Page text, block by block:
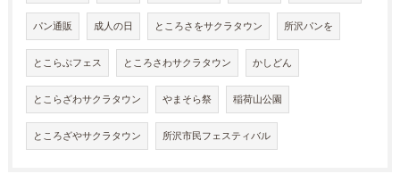
パン通販 成人の日 ところさをサクラタウン 所沢パンを
とこらぶフェス ところさわサクラタウン かしどん
とこらざわサクラタウン やまそら祭 稲荷山公園
ところざやサクラタウン 所沢市民フェスティバル